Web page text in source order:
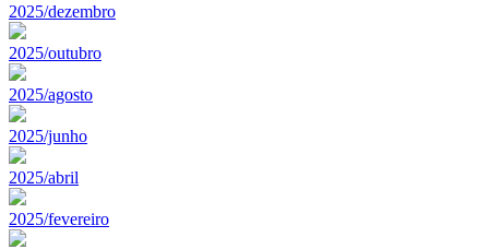
2025/dezembro
2025/outubro
2025/agosto
2025/junho
2025/abril
2025/fevereiro